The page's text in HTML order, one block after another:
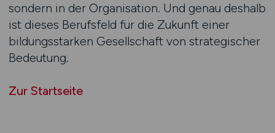
sondern in der Organisation. Und genau deshalb
ist dieses Berufsfeld für die Zukunft einer
bildungsstarken Gesellschaft von strategischer
Bedeutung.
Zur Startseite